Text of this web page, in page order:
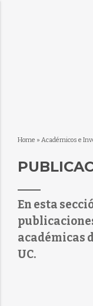
Home » Académicos e
En esta
académicas
UC.